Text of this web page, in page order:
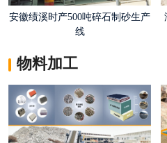
安徽绩溪时产500吨碎石制砂生产
线
物料加工